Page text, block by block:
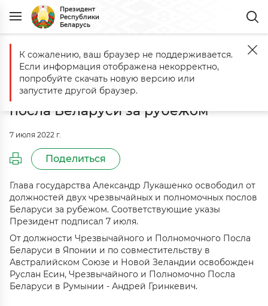
Президент
Республики
Беларусь
Главная События Освобождены от должностей два
Освобождены от должностей два
чрезвычайных и полномочных
посла Беларуси за рубежом
7 июля 2022 г.
Поделиться
Глава государства Александр Лукашенко освободил от
должностей двух чрезвычайных и полномочных послов
Беларуси за рубежом. Соответствующие указы
Президент подписал 7 июля.
От должности Чрезвычайного и Полномочного Посла
Беларуси в Японии и по совместительству в
Австралийском Союзе и Новой Зеландии освобожден
Руслан Есин, Чрезвычайного и Полномочно Посла
Беларуси в Румынии - Андрей Гринкевич.
К сожалению, ваш браузер не поддерживается.
Если информация отображена некорректно,
попробуйте скачать новую версию или
запустите другой браузер.